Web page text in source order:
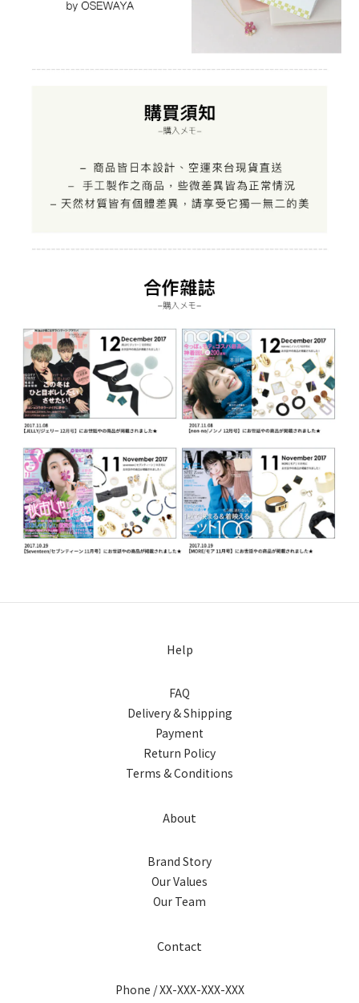
Help
FAQ
Delivery & Shipping
Payment
Return Policy
Terms & Conditions
About
Brand Story
Our Values
Our Team
Contact
Phone / XX-XXX-XXX-XXX